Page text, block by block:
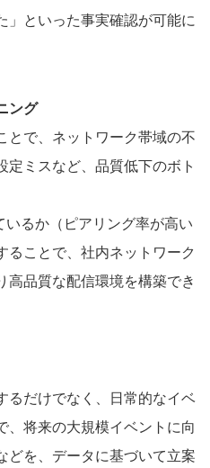
」といった事実確認が可能に
ング
とで、ネットワーク帯域の不
定ミスなど、品質低下のボト
るか（ピアリング率が高い
ることで、社内ネットワーク
高品質な配信環境を構築でき
るだけでなく、日常的なイベ
、将来の大規模イベントに向
どを、データに基づいて立案